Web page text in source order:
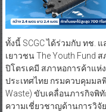
ทั้งนี้ SCGC ได้ร่วมกับ ทช.
เยาวชน The Youth Fund
ปิโตรเคมี สภาหอการค้าแห่
ประเทศไทย กรมควบคุมมลพิ
Waste) ขับเคลื่อนภารกิจพิทั
ความเชี่ยวชาญด้านการวิ